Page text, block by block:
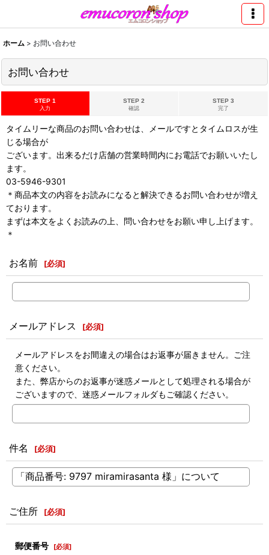
ホーム > お問い合わせ
お問い合わせ
STEP 1
入力
STEP 2
確認
STEP 3
完了
タイムリーな商品のお問い合わせは、メールですとタイムロスが生
じる場合が
ございます。出来るだけ店舗の営業時間内にお電話でお願いいたし
ます。
03-5946-9301
＊商品本文の内容をお読みになると解決できるお問い合わせが増え
ております。
まずは本文をよくお読みの上、問い合わせをお願い申し上げます。
＊
お名前 [必須]
メールアドレス [必須]
メールアドレスをお間違えの場合はお返事が届きません。ご注
意ください。
また、弊店からのお返事が迷惑メールとして処理される場合が
ございますので、迷惑メールフォルダもご確認ください。
件名 [必須]
ご住所 [必須]
郵便番号 [必須]